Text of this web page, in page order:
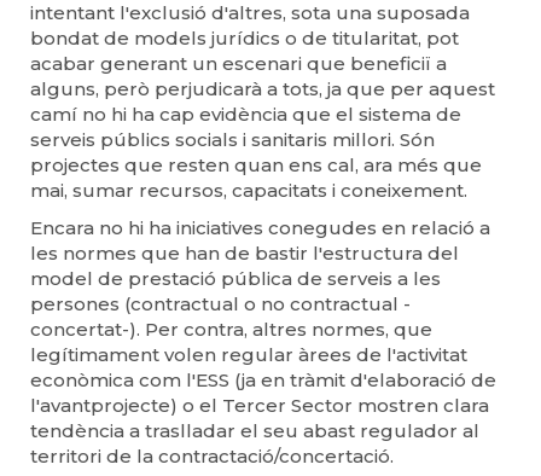
intentant l'exclusió d'altres, sota una suposada
bondat de models jurídics o de titularitat, pot
acabar generant un escenari que beneficiï a
alguns, però perjudicarà a tots, ja que per aquest
camí no hi ha cap evidència que el sistema de
serveis públics socials i sanitaris millori. Són
projectes que resten quan ens cal, ara més que
mai, sumar recursos, capacitats i coneixement.
Encara no hi ha iniciatives conegudes en relació a
les normes que han de bastir l'estructura del
model de prestació pública de serveis a les
persones (contractual o no contractual -
concertat-). Per contra, altres normes, que
legítimament volen regular àrees de l'activitat
econòmica com l'ESS (ja en tràmit d'elaboració de
l'avantprojecte) o el Tercer Sector mostren clara
tendència a traslladar el seu abast regulador al
territori de la contractació/concertació.